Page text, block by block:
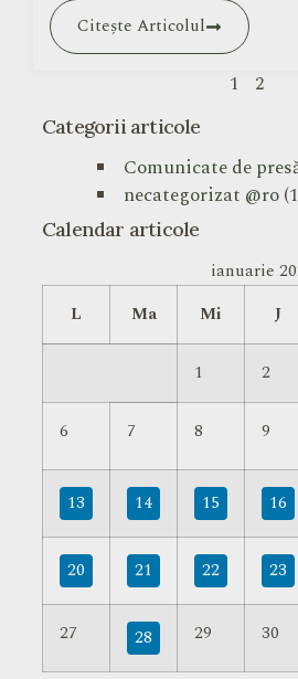
Citește Articolul
1 2
Categorii articole
Comunicate de
necategorizat @ro
Calendar articole
ianuarie
L
Ma Mi J
1 2
6 7 8 9
13 14 15 16
20 21 22 23
27 28 29 30